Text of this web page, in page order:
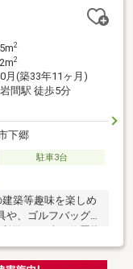
リー（食器・食品
クッキングヒータ
2
2
月(築33年11ヶ月)
間駅 徒歩5分
下郷
駐車3台
築等趣味を楽しめ
や、ゴルフバッグ、
い距離での2世帯住